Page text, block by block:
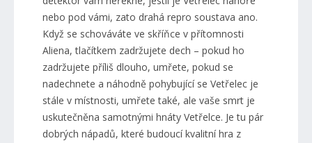
nebo pod vámi, zato drahá repro soustava ano.
Když se schováváte ve skříňce v přítomnosti
Aliena, tlačítkem zadržujete dech – pokud ho
zadržujete příliš dlouho, umřete, pokud se
nadechnete a náhodně pohybující se Vetřelec je
stále v místnosti, umřete také, ale vaše smrt je
uskutečněna samotnými hnáty Vetřelce. Je tu pár
dobrých nápadů, které budoucí kvalitní hra z